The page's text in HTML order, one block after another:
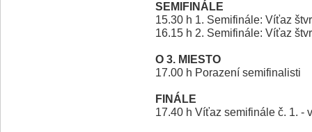
SEMIFINÁLE
15.30 h 1. Semifinále: Víťaz
16.15 h 2. Semifinále: Víťaz
O 3. MIESTO
17.00 h Porazení semifinalisti
FINÁLE
17.40 h Víťaz semifinále č. 1. -